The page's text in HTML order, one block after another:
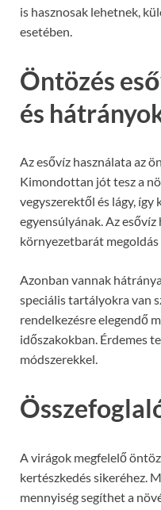
is hasznosak lehetnek,
esetében.
Öntözés
és
Az esővíz használata az
Kimondottan jót tesz a
vegyszerektől és lágy,
egyensúlyának. Az
környezetbarát megoldás
Azonban vannak
speciális tartályokra van
rendelkezésre elegendő
időszakokban. Érdemes
módszerekkel.
A virágok megfelelő
kertészkedés sikeréhez.
mennyiség segíthet a